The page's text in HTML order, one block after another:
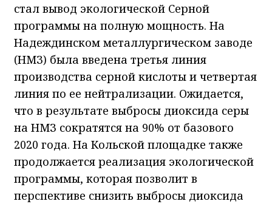
стал вывод экологической Серной
программы на полную мощность. На
Надеждинском металлургическом заводе
(НМЗ) была введена третья линия
производства серной кислоты и четвертая
линия по ее нейтрализации. Ожидается,
что в результате выбросы диоксида серы
на НМЗ сократятся на 90% от базового
2020 года. На Кольской площадке также
продолжается реализация экологической
программы, которая позволит в
перспективе снизить выбросы диоксида